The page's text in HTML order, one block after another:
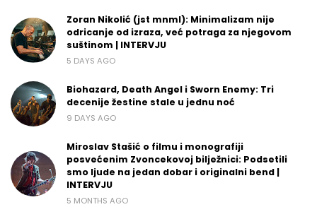
Zoran Nikolić (jst mnml): Minimalizam nije
odricanje od izraza, već potraga za njegovom
suštinom | INTERVJU
5 DAYS AGO
Biohazard, Death Angel i Sworn Enemy: Tri
decenije žestine stale u jednu noć
9 DAYS AGO
Miroslav Stašić o filmu i monografiji
posvećenim Zvoncekovoj bilježnici: Podsetili
smo ljude na jedan dobar i originalni bend |
INTERVJU
5 MONTHS AGO